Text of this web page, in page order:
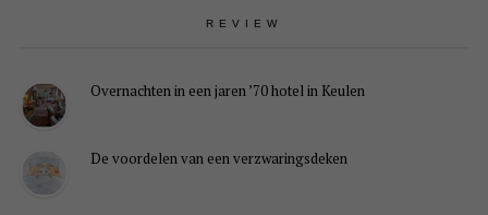
REVIEW
Overnachten in een jaren ’70 hotel in Keulen
De voordelen van een verzwaringsdeken